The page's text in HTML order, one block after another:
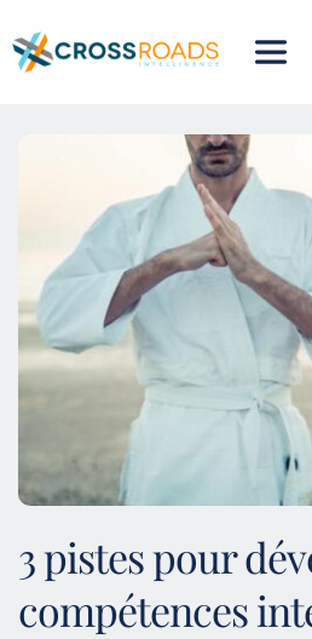
3 pistes pour
compétences